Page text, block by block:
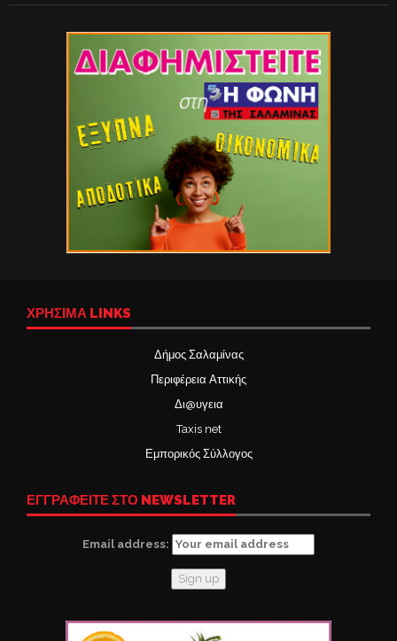
ΧΡΉΣΙΜΑ LINKS
Δήμος Σαλαμίνας
Περιφέρεια Αττικής
Δι@υγεια
Taxis net
Εμπορικός Σύλλογος
ΕΓΓΡΑΦΕΙΤΕ ΣΤΟ NEWSLETTER
Email address: